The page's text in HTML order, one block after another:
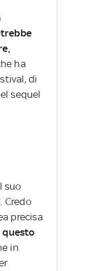
ha
di
sequel
suo
. Credo
precisa
questo
in